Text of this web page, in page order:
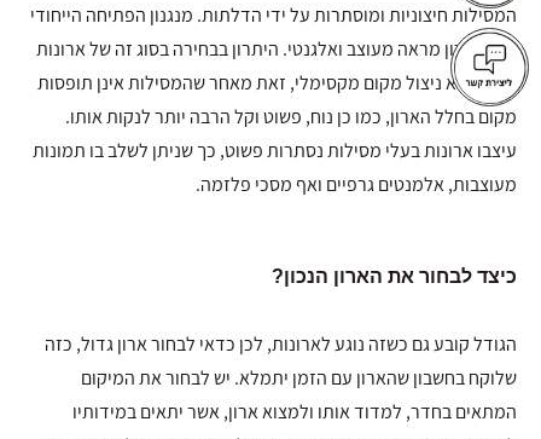
המסילות חיצוניות ומוסתרות על ידי הדלתות. מנגנון הפתיחה הייחודי
נותן לארון מראה מעוצב ואלגנטי. היתרון בבחירה בסוג זה של ארונות
הזזה, הוא ניצול מקום מקסימלי, זאת מאחר שהמסילות אינן תופסות
מקום בחלל הארון, כמו כן נוח, פשוט וקל הרבה יותר לנקות אותו.
עיצבו ארונות בעלי מסילות נסתרות פשוט, כך שניתן לשלב בו תמונות
מעוצבות, אלמנטים גרפיים ואף מסכי פלזמה.
כיצד לבחור את הארון הנכון?
הגודל קובע גם כשזה נוגע לארונות, לכן כדאי לבחור ארון גדול, כזה
שלוקח בחשבון שהארון עם הזמן יתמלא. יש לבחור את המיקום
המתאים בחדר, למדוד אותו ולמצוא ארון, אשר יתאים במידותיו